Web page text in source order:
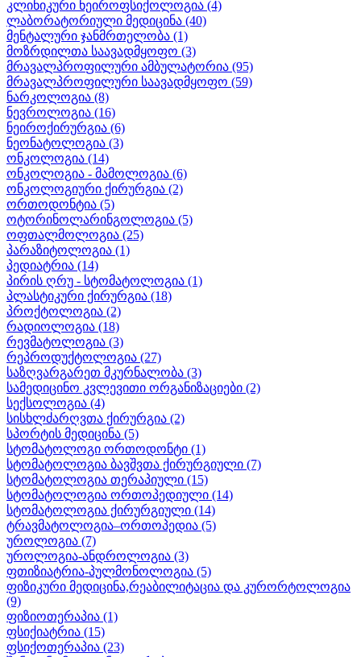
კლინიკური ნეიროფსიქოლოგია (4)
ლაბორატორიული მედიცინა (40)
მენტალური ჯანმრთელობა (1)
მოზრდილთა საავადმყოფო (3)
მრავალპროფილური ამბულატორია (95)
მრავალპროფილური საავადმყოფო (59)
ნარკოლოგია (8)
ნევროლოგია (16)
ნეიროქირურგია (6)
ნეონატოლოგია (3)
ონკოლოგია (14)
ონკოლოგია - მამოლოგია (6)
ონკოლოგიური ქირურგია (2)
ორთოდონტია (5)
ოტორინოლარინგოლოგია (5)
ოფთალმოლოგია (25)
პარაზიტოლოგია (1)
პედიატრია (14)
პირის ღრუ - სტომატოლოგია (1)
პლასტიკური ქირურგია (18)
პროქტოლოგია (2)
რადიოლოგია (18)
რევმატოლოგია (3)
რეპროდუქტოლოგია (27)
საზღვარგარეთ მკურნალობა (3)
სამედიცინო კვლევითი ორგანიზაციები (2)
სექსოლოგია (4)
სისხლძარღვთა ქირურგია (2)
სპორტის მედიცინა (5)
სტომატოლოგი ორთოდონტი (1)
სტომატოლოგია ბავშვთა ქირურგიული (7)
სტომატოლოგია თერაპიული (15)
სტომატოლოგია ორთოპედიული (14)
სტომატოლოგია ქირურგიული (14)
ტრავმატოლოგია–ორთოპედია (5)
უროლოგია (7)
უროლოგია-ანდროლოგია (3)
ფთიზიატრია-პულმონოლოგია (5)
ფიზიკური მედიცინა,რეაბილიტაცია და კურორტოლოგია
(9)
ფიზიოთერაპია (1)
ფსიქიატრია (15)
ფსიქოთერაპია (23)